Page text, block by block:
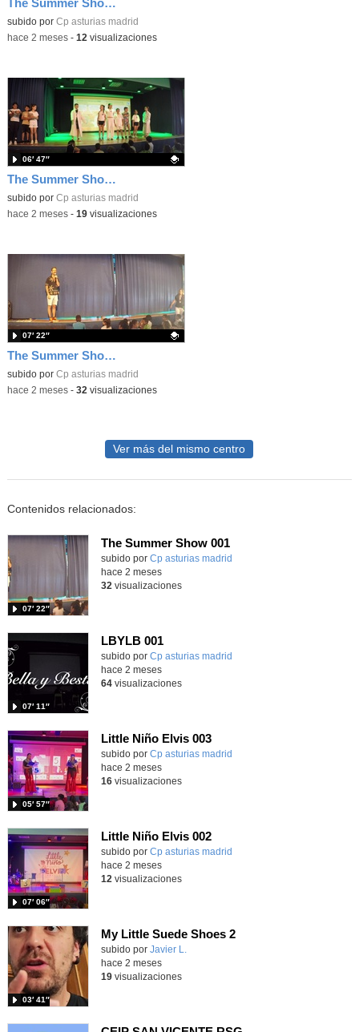
Contenido educativo.
subido por Cp asturias madrid
-hace 2 meses- 12 visualizaciones
The Summer Show 002
Contenido educativo.
subido por Cp asturias madrid
06′ 47″
-hace 2 meses- 19visualizaciones
The Summer Show 001
Contenido educativo.
subido por Cp asturias madrid
07′ 22″
-hace 2 meses- 32 visualizaciones
Ver más del mismo centro
Contenidos relacionados:
The Summer Show 001
Contenido educativo.
subido por Cp asturias madrid
07′ 22″
hace 2 meses
32 visualizaciones
LBYLB 001
Contenido educativo.
subido por Cp asturias madrid
07′ 11″
hace 2 meses
64visualizaciones
Little Niño Elvis 003
Contenido educativo.
subido por Cp asturias madrid
05′ 57″
hace 2 meses
16visualizaciones
Little Niño Elvis 002
Contenido educativo.
subido por Cp asturias madrid
07′ 06″
hace 2 meses
12 visualizaciones
My Little Suede Shoes 2
Contenido educativo.
subido por Javier L.
03′ 41″
hace 2 meses
19visualizaciones